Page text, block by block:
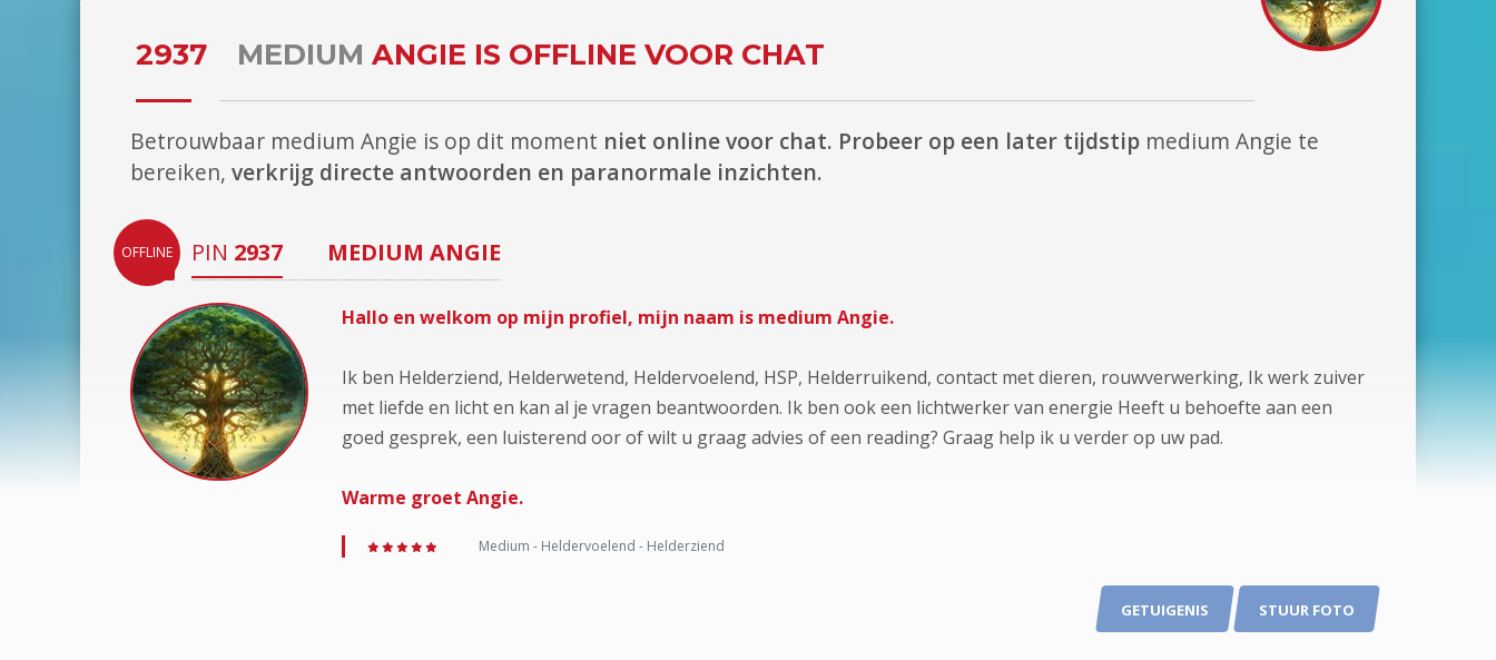
2937 MEDIUM ANGIE IS OFFLINE VOOR CHAT
Betrouwbaar medium Angie is op dit moment niet online voor chat. Probeer op een later tijdstip medium Angie te
bereiken, verkrijg directe antwoorden en paranormale inzichten.
OFFLINE PIN 2937 MEDIUM ANGIE
Hallo en welkom op mijn profiel, mijn naam is medium Angie.
Ik ben Helderziend, Helderwetend, Heldervoelend, HSP, Helderruikend, contact met dieren, rouwverwerking, Ik werk zuiver
met liefde en licht en kan al je vragen beantwoorden. Ik ben ook een lichtwerker van energie Heeft u behoefte aan een
goed gesprek, een luisterend oor of wilt u graag advies of een reading? Graag help ik u verder op uw pad.
Warme groet Angie.
Medium - Heldervoelend - Helderziend
GETUIGENIS STUUR FOTO